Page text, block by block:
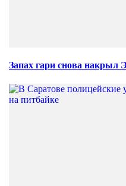
Запах гари снова накрыл